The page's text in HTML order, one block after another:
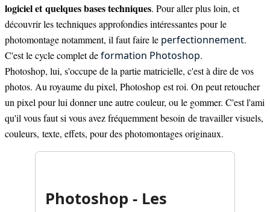
logiciel et quelques bases techniques. Pour aller plus loin, et
découvrir les techniques approfondies intéressantes pour le
photomontage notamment, il faut faire le perfectionnement.
C'est le cycle complet deformation Photoshop.
Photoshop, lui, s'occupe de la partie matricielle, c'est à dire de vos
photos. Au royaume du pixel, Photoshop est roi. On peut retoucher
un pixel pour lui donner une autre couleur, ou le gommer. C'est l'ami
qu'il vous faut si vous avez fréquemment besoin de travailler visuels,
couleurs, texte, effets, pour des photomontages originaux.
Photoshop - Les